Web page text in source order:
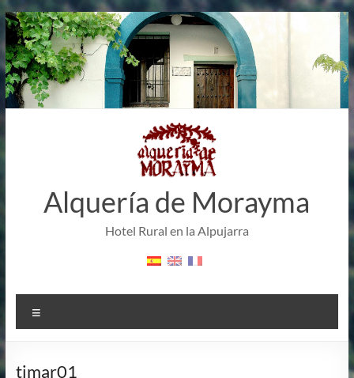
Saltar
al
contenido
Alquería de Morayma
Hotel Rural en la Alpujarra
timar01